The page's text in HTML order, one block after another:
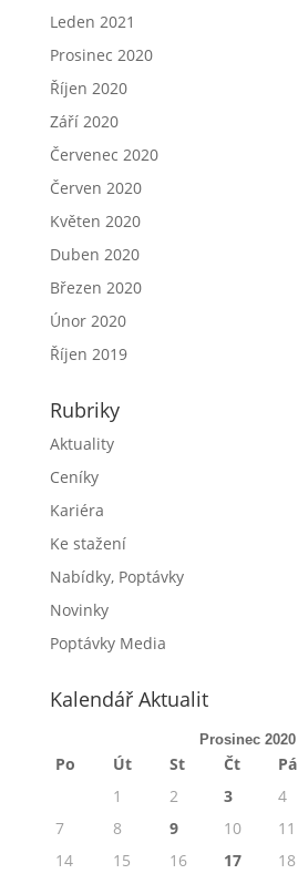
Leden 2021
Prosinec 2020
Říjen 2020
Září 2020
Červenec 2020
Červen 2020
Květen 2020
Duben 2020
Březen 2020
Únor 2020
Říjen 2019
Rubriky
Aktuality
Ceníky
Kariéra
Ke stažení
Nabídky, Poptávky
Novinky
Poptávky Media
Kalendář Aktualit
Prosinec 2020
Po Út St Čt Pá
1
2 3 4
7
8 9 10 11
14
15 16 17 18